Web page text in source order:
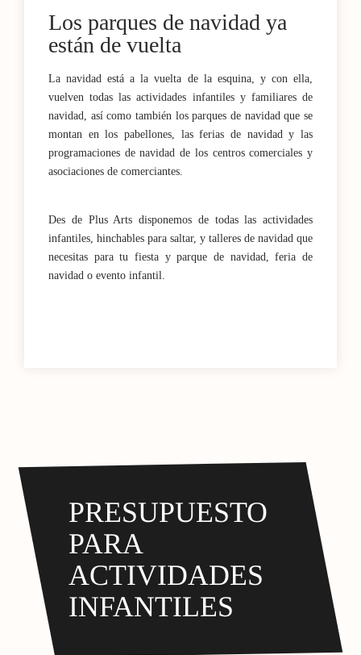
Los parques de navidad ya
están de vuelta
La navidad está a la vuelta de la esquina, y con ella,
vuelven todas las actividades infantiles y familiares de
navidad, así como también los parques de navidad que se
montan en los pabellones, las ferias de navidad y las
programaciones de navidad de los centros comerciales y
asociaciones de comerciantes.
Des de Plus Arts disponemos de todas las actividades
infantiles, hinchables para saltar, y talleres de navidad que
necesitas para tu fiesta y parque de navidad, feria de
navidad o evento infantil.
PRESUPUESTO
PARA
ACTIVIDADES
INFANTILES